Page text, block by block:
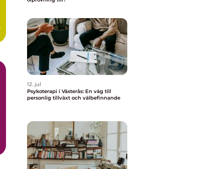
12. jul
Psykoterapi i Västerås: En väg till
personlig tillväxt och välbefinnande